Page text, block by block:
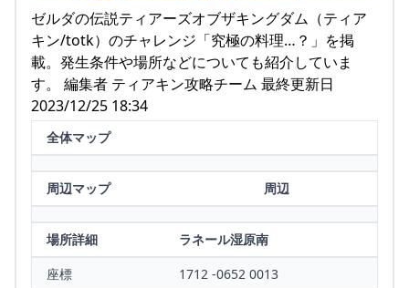
ゼルダの伝説ティアーズオブザキングダム（ティア
キン/totk）のチャレンジ「究極の料理…？」を掲
載。発生条件や場所などについても紹介していま
す。 編集者 ティアキン攻略チーム 最終更新日
2023/12/25 18:34
全体マップ
周辺マップ 周辺
場所詳細
ラネール湿原南
座標
1712 -0652 0013